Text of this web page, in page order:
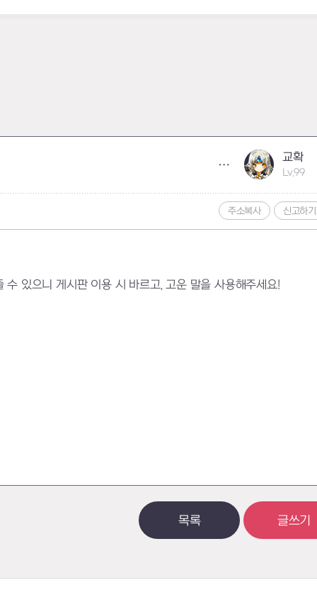
교확
Lv.99
주소복사 신고하기
있으니 게시판 이용 시 바르고, 고운 말을 사용해주세요!
목록 글쓰기